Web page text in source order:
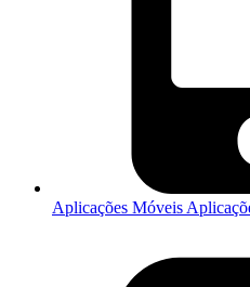
Aplicações Móveis